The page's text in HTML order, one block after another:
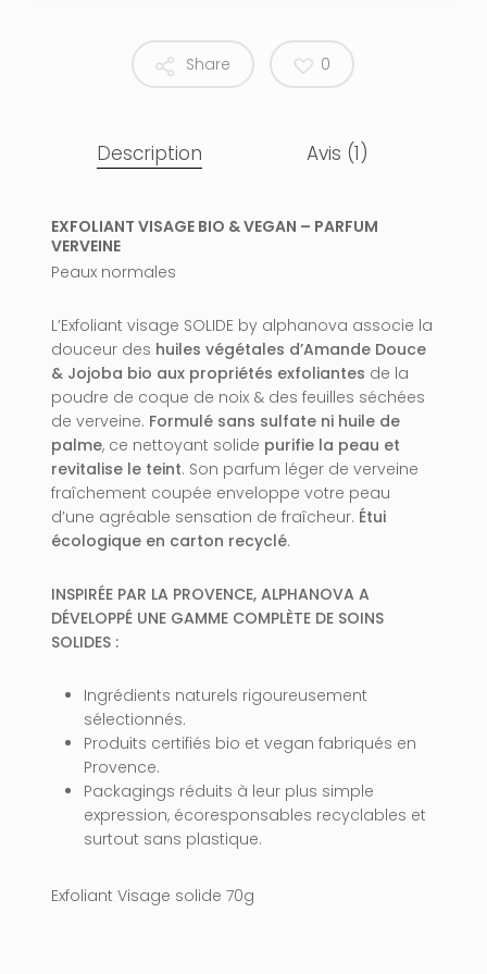
VOTRE PANIER EST VIDE.
Aller À La Boutique
Share 0
Description Avis (1)
EXFOLIANT VISAGE BIO & VEGAN – PARFUM
VERVEINE
Peaux normales
L’Exfoliant visage SOLIDE by alphanova associe la
douceur des huiles végétales d’Amande Douce
& Jojoba bio aux propriétés exfoliantes de la
poudre de coque de noix & des feuilles séchées
de verveine. Formulé sans sulfate ni huile de
palme, ce nettoyant solide purifie la peau et
revitalise le teint. Son parfum léger de verveine
fraîchement coupée enveloppe votre peau
d’une agréable sensation de fraîcheur. Étui
écologique en carton recyclé.
INSPIRÉE PAR LA PROVENCE, ALPHANOVA A
DÉVELOPPÉ UNE GAMME COMPLÈTE DE SOINS
SOLIDES :
Ingrédients naturels rigoureusement
sélectionnés.
Produits certifiés bio et vegan fabriqués en
Provence.
Packagings réduits à leur plus simple
expression, écoresponsables recyclables et
surtout sans plastique.
Exfoliant Visage solide 70g